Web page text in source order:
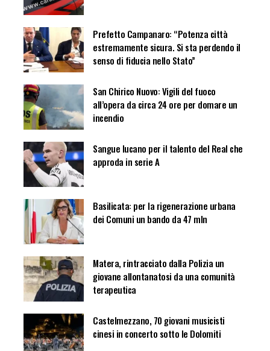
Prefetto Campanaro: “Potenza città
estremamente sicura. Si sta perdendo il
senso di fiducia nello Stato”
San Chirico Nuovo: Vigili del fuoco
all’opera da circa 24 ore per domare un
incendio
Sangue lucano per il talento del Real che
approda in serie A
Basilicata: per la rigenerazione urbana
dei Comuni un bando da 47 mln
Matera, rintracciato dalla Polizia un
giovane allontanatosi da una comunità
terapeutica
Castelmezzano, 70 giovani musicisti
cinesi in concerto sotto le Dolomiti